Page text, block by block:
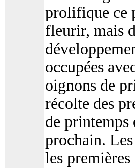
prolifique ce
fleurir, mais
occupées
oignons de
récolte des
de printemps
prochain.
les